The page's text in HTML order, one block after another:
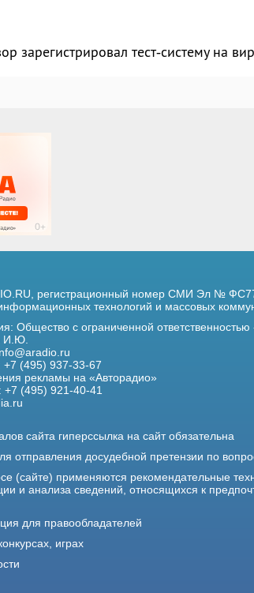
зарегистрировал тест‑систему на
регистрационный номер СМИ Эл №
технологий и массовых
Общество с ограниченной
И.Ю.
(495) 937-33-67
рекламы на «Авторадио»
+7 (495) 921-40-41
сайта гиперссылка на сайт обязательна
отправления досудебной претензии по
(сайте) применяются рекомендательные
и анализа сведений, относящихся к
для правообладателей
играх